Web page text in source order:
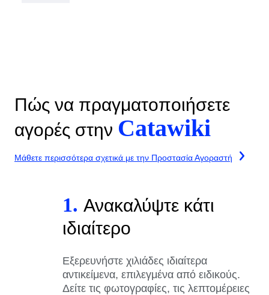
Πώς να πραγματοποιήσετε
αγορές στην Catawiki
Μάθετε περισσότερα σχετικά με την Προστασία Αγοραστή
1. Ανακαλύψτε κάτι
ιδιαίτερο
Εξερευνήστε χιλιάδες ιδιαίτερα
αντικείμενα, επιλεγμένα από ειδικούς.
Δείτε τις φωτογραφίες, τις λεπτομέρειες